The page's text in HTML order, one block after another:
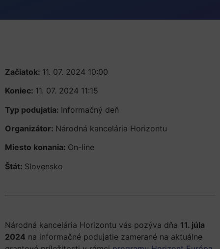
Začiatok: 11. 07. 2024 10:00
Koniec: 11. 07. 2024 11:15
Typ podujatia: Informačný deň
Organizátor: Národná kancelária Horizontu
Miesto konania: On-line
Štát: Slovensko
Národná kancelária Horizontu vás pozýva dňa 11. júla
2024 na informačné podujatie zamerané na aktuálne